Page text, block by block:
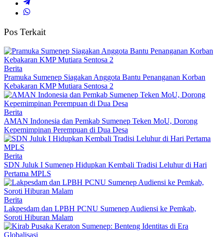
Pos Terkait
Berita
Pramuka Sumenep Siagakan Anggota Bantu Penanganan Korban
Kebakaran KMP Mutiara Sentosa 2
Berita
AMAN Indonesia dan Pemkab Sumenep Teken MoU, Dorong
Kepemimpinan Perempuan di Dua Desa
Berita
SDN Juluk I Sumenep Hidupkan Kembali Tradisi Leluhur di Hari
Pertama MPLS
Berita
Lakpesdam dan LPBH PCNU Sumenep Audiensi ke Pemkab,
Soroti Hiburan Malam